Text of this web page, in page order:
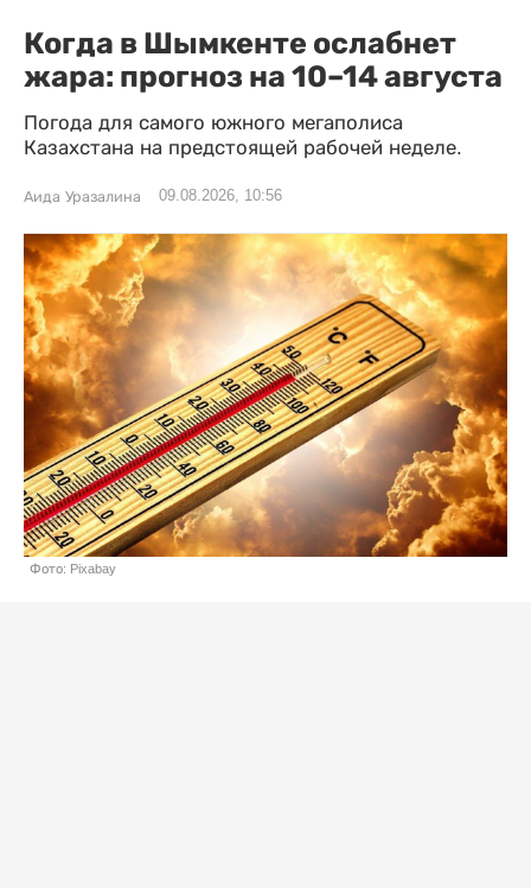
Когда в Шымкенте ослабнет
жара: прогноз на 10–14 августа
Погода для самого южного мегаполиса
Казахстана на предстоящей рабочей неделе.
Аида Уразалина 09.08.2026, 10:56
Фото: Pixabay